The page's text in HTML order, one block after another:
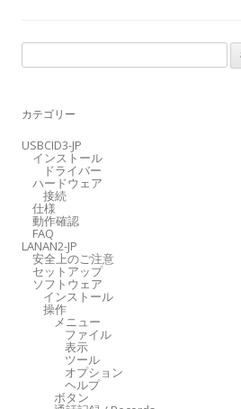
カテゴリー
USBCID3-JP
インストール
ドライバー
ハードウェア
接続
仕様
動作確認
FAQ
LANAN2-JP
安全上のご注意
セットアップ
ソフトウェア
インストール
操作
メニュー
ファイル
表示
ツール
オプション
ヘルプ
ボタン